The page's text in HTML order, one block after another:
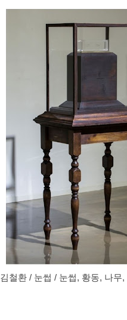
김철환 / 눈썹 / 눈썹, 황동, 나무